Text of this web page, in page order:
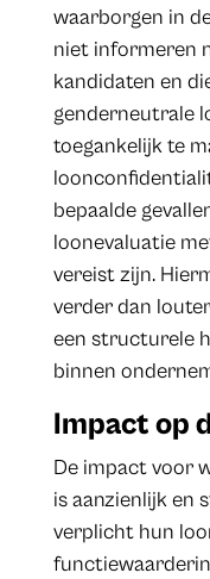
waarborgen in
niet informeren
kandidaten en
genderneutrale
toegankelijk te
bepaalde
loonevaluatie
vereist zijn.
verder dan
een structurele
binnen
Impact op
De impact voor
is aanzienlijk en
verplicht hun